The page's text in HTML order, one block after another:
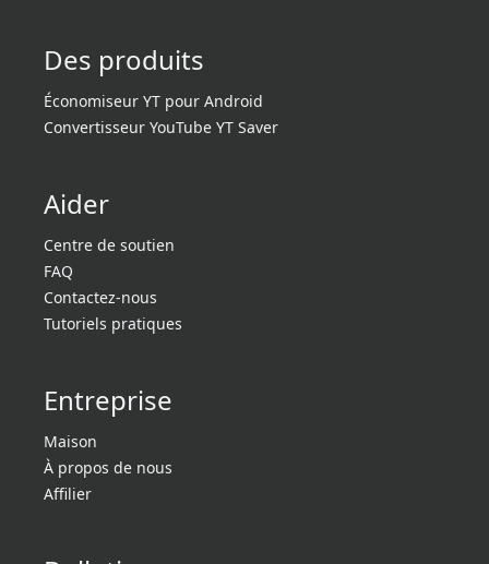
Des produits
Économiseur YT pour Android
Convertisseur YouTube YT Saver
Aider
Centre de soutien
FAQ
Contactez-nous
Tutoriels pratiques
Entreprise
Maison
À propos de nous
Affilier